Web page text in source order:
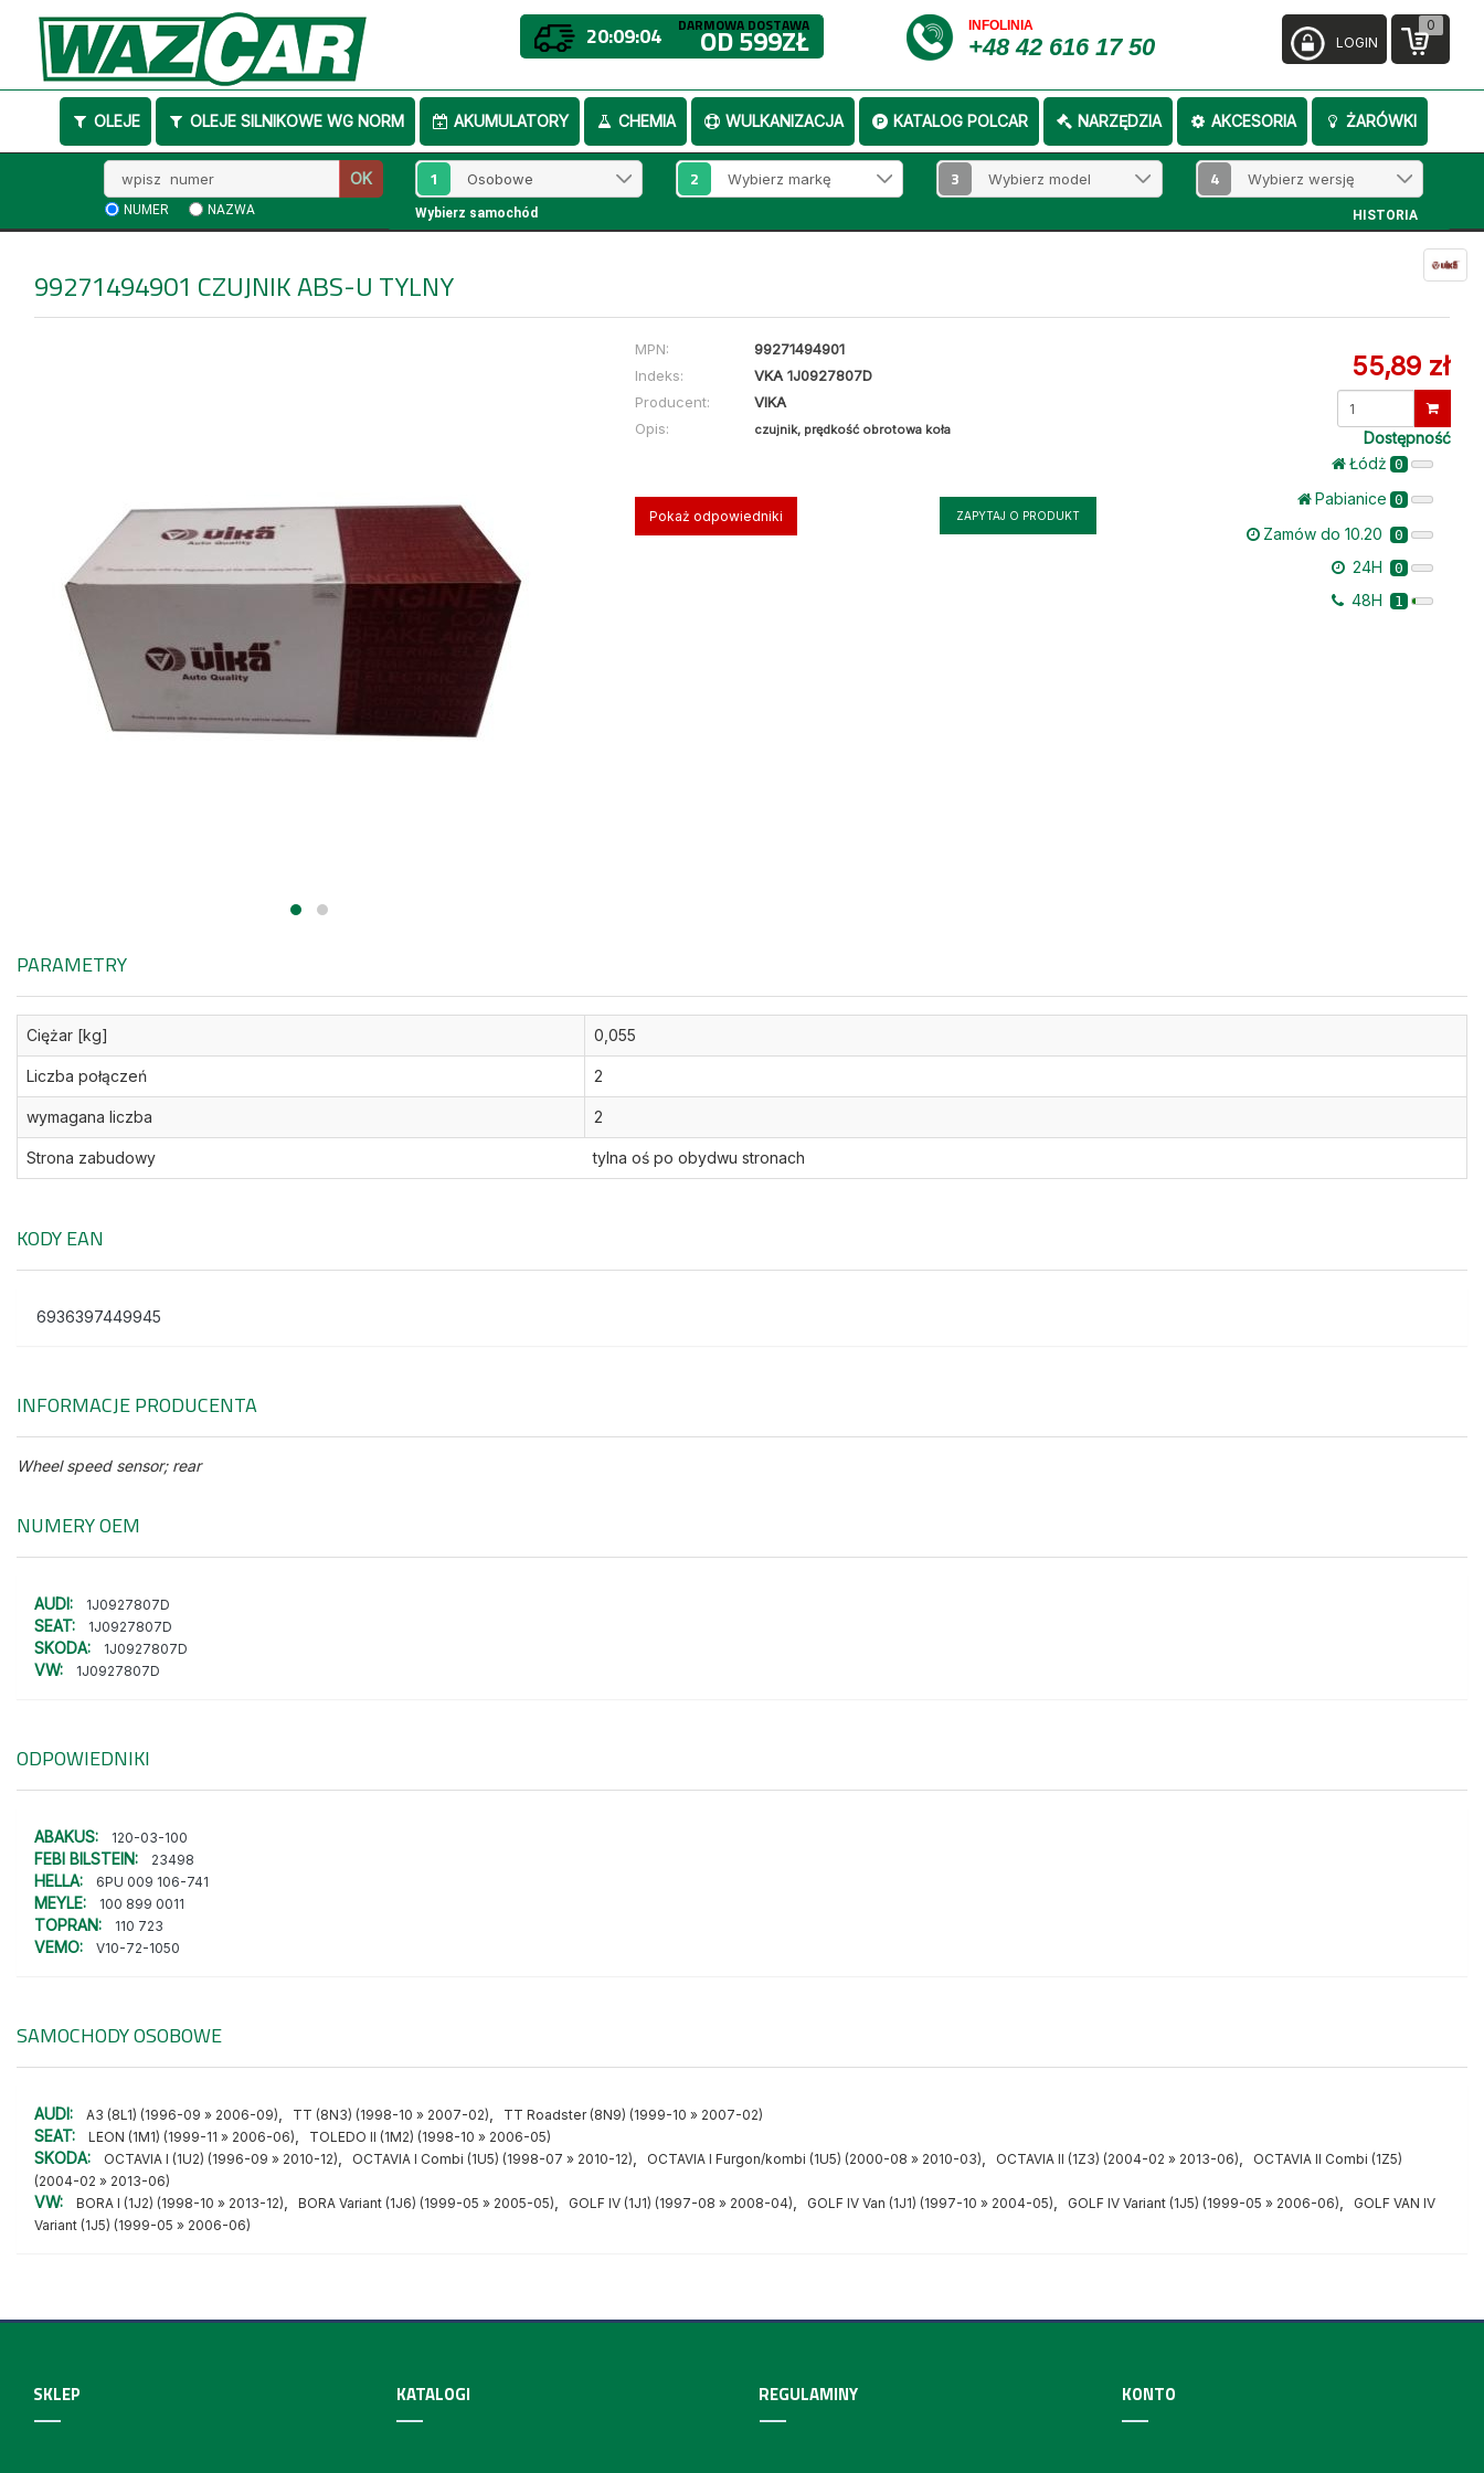
20:09:04 DARMOWA DOSTAWA
OD 599ZŁ INFOLINIA
+48 42 616 17 50
OLEJE OLEJE SILNIKOWE WG NORM AKUMULATORY CHEMIA WULKANIZACJA KATALOG POLCAR NARZĘDZIA AKCESORIA ŻARÓWKI
0
LOGIN
numer
OK
NUMER NAZWA
1 2 3 4
Wybierz samochód HISTORIA
99271494901 CZUJNIK ABS-U TYLNY
MPN:
99271494901
Indeks:
VKA 1J0927807D
Producent:
VIKA
Opis:
czujnik, prędkość obrotowa koła
Pokaż odpowiedniki ZAPYTAJ O PRODUKT
55,89 zł
Dostępność
Łódż 0
Pabianice 0
Zamów do 10.20 0
24H 0
48H 1
PARAMETRY
Ciężar [kg] 0,055
Liczba połączeń 2
wymagana liczba 2
Strona zabudowy tylna oś po obydwu stronach
KODY EAN
6936397449945
INFORMACJE PRODUCENTA
Wheel speed sensor; rear
NUMERY OEM
AUDI: 1J0927807D
SEAT: 1J0927807D
SKODA: 1J0927807D
VW: 1J0927807D
ODPOWIEDNIKI
ABAKUS: 120-03-100
FEBI BILSTEIN: 23498
HELLA: 6PU 009 106-741
MEYLE: 100 899 0011
TOPRAN: 110 723
VEMO: V10-72-1050
SAMOCHODY OSOBOWE
AUDI: A3 (8L1) (1996-09 » 2006-09) TT (8N3) (1998-10 » 2007-02) TT Roadster (8N9) (1999-10 » 2007-02)
SEAT: LEON (1M1) (1999-11 » 2006-06) TOLEDO II (1M2) (1998-10 » 2006-05)
SKODA: OCTAVIA I (1U2) (1996-09 » 2010-12) OCTAVIA I Combi (1U5) (1998-07 » 2010-12) OCTAVIA I Furgon/kombi (1U5) (2000-08 » 2010-03) OCTAVIA II (1Z3) (2004-02 » 2013-06)
OCTAVIA II Combi (1Z5)
(2004-02 » 2013-06)
VW: BORA I (1J2) (1998-10 » 2013-12) BORA Variant (1J6) (1999-05 » 2005-05) GOLF IV (1J1) (1997-08 » 2008-04) GOLF IV Van (1J1) (1997-10 » 2004-05) GOLF IV Variant (1J5) (1999-05 » 2006-06)
GOLF VAN IV
Variant (1J5) (1999-05 » 2006-06)
SKLEP KATALOGI REGULAMINY KONTO